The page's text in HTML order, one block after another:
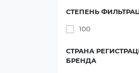
СТЕПЕНЬ
100
СТРАНА
БРЕНДА